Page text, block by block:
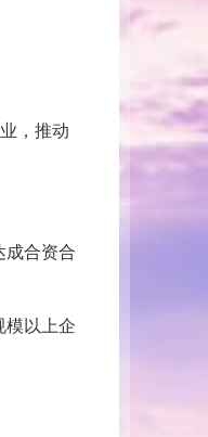
，推动
合资合
以上企